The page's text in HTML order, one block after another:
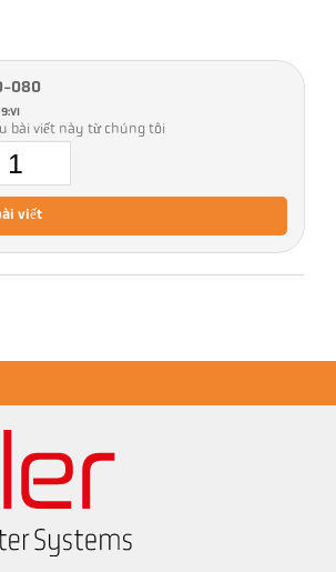
080
bài viết này từ chúng tôi
viết